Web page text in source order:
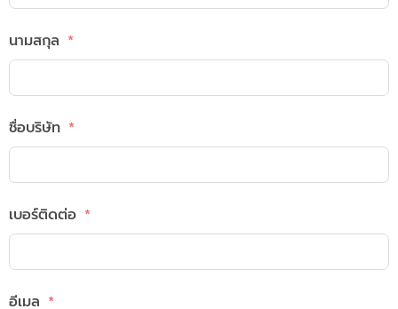
นามสกุล
ชื่อบริษัท
เบอร์ติดต่อ
อีเมล